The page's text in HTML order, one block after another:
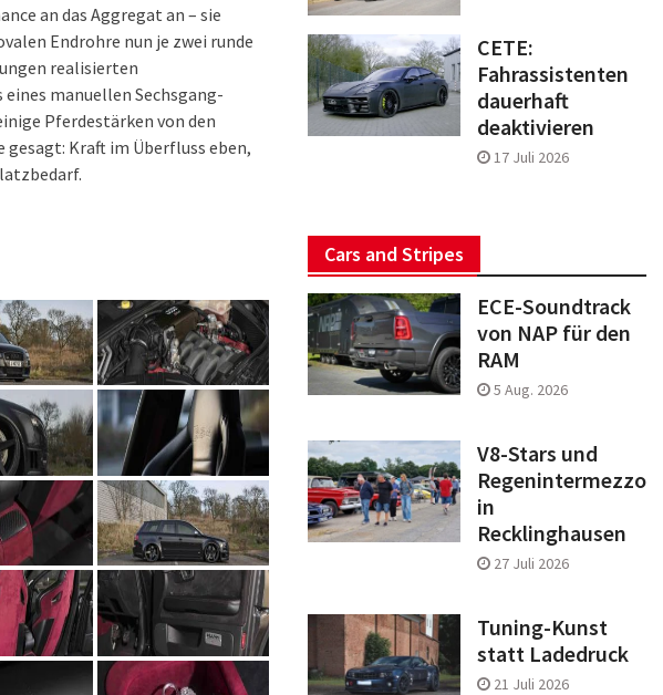
an das Aggregat an – sie
Endrohre nun je zwei runde
realisierten
manuellen Sechsgang-
Pferdestärken von den
gesagt: Kraft im Überfluss eben,
CETE:
Fahrassistenten
dauerhaft
deaktivieren
17 Juli 2026
Cars and Stripes
ECE-Soundtrack
von NAP für den
RAM
5 Aug. 2026
V8-Stars und
Regenintermezzo
in
Recklinghausen
27 Juli 2026
Tuning-Kunst
statt Ladedruck
21 Juli 2026